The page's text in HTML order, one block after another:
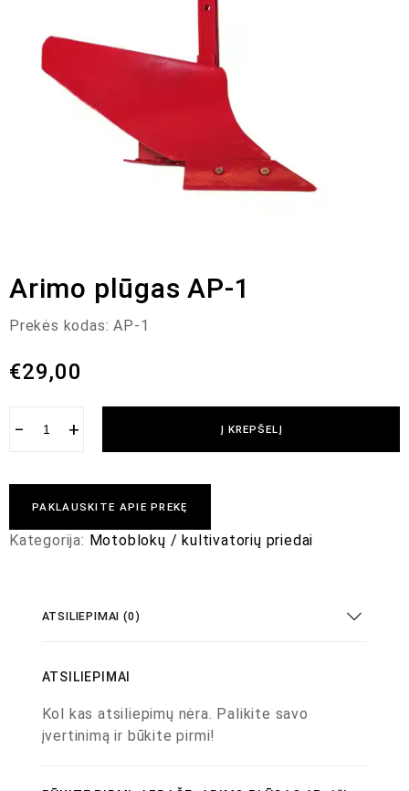
Arimo plūgas AP-1
Prekės kodas: AP-1
€29,00
− + Į KREPŠELĮ
PAKLAUSKITE APIE PREKĘ
Kategorija: Motoblokų / kultivatorių priedai
ATSILIEPIMAI (0)
ATSILIEPIMAI
Kol kas atsiliepimų nėra. Palikite savo
įvertinimą ir būkite pirmi!